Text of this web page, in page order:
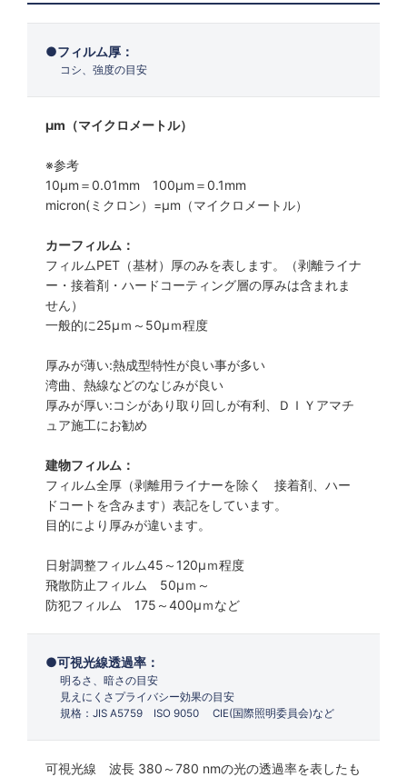
フィルム厚：
コシ、強度の目安
μm（マイクロメートル）
※参考
10μm＝0.01mm 100μm＝0.1mm
micron(ミクロン）=µm（マイクロメートル）
カーフィルム：
フィルムPET（基材）厚のみを表します。（剥離ライナ
ー・接着剤・ハードコーティング層の厚みは含まれま
せん）
一般的に25µｍ～50µｍ程度
厚みが薄い:熱成型特性が良い事が多い
湾曲、熱線などのなじみが良い
厚みが厚い:コシがあり取り回しが有利、ＤＩＹアマチ
ュア施工にお勧め
建物フィルム：
フィルム全厚（剥離用ライナーを除く 接着剤、ハー
ドコートを含みます）表記をしています。
目的により厚みが違います。
日射調整フィルム45～120µｍ程度
飛散防止フィルム 50µｍ～
防犯フィルム 175～400µｍなど
可視光線透過率：
明るさ、暗さの目安
見えにくさプライバシー効果の目安
規格：JIS A5759 ISO 9050 CIE(国際照明委員会)など
可視光線 波長 380～780 nmの光の透過率を表したも